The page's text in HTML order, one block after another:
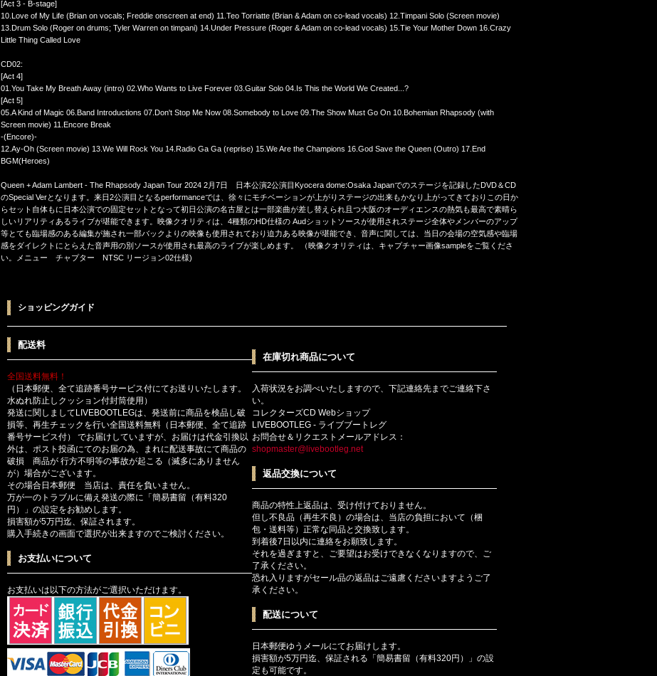
[Act 3 - B-stage]
10.Love of My Life (Brian on vocals; Freddie onscreen at end) 11.Teo Torriatte (Brian & Adam on co-lead vocals) 12.Timpani Solo (Screen movie)
13.Drum Solo (Roger on drums; Tyler Warren on timpani) 14.Under Pressure (Roger & Adam on co-lead vocals) 15.Tie Your Mother Down 16.Crazy
Little Thing Called Love
CD02:
[Act 4]
01.You Take My Breath Away (intro) 02.Who Wants to Live Forever 03.Guitar Solo 04.Is This the World We Created...?
[Act 5]
05.A Kind of Magic 06.Band Introductions 07.Don't Stop Me Now 08.Somebody to Love 09.The Show Must Go On 10.Bohemian Rhapsody (with
Screen movie) 11.Encore Break
-(Encore)-
12.Ay‐Oh (Screen movie) 13.We Will Rock You 14.Radio Ga Ga (reprise) 15.We Are the Champions 16.God Save the Queen (Outro) 17.End
BGM(Heroes)
Queen + Adam Lambert - The Rhapsody Japan Tour 2024 2月7日 日本公演2公演目Kyocera dome:Osaka Japanでのステージを記録したDVD＆CD
のSpecial Verとなります。来日2公演目となるperformanceでは、徐々にモチベーションが上がりステージの出来もかなり上がってきておりこの日か
らセット自体もに日本公演での固定セットとなって初日公演の名古屋とは一部楽曲が差し替えられ且つ大阪のオーディエンスの熱気も最高で素晴ら
しいリアリティあるライブが堪能できます。映像クオリティは、4種類のHD仕様の Audショットソースが使用されステージ全体やメンバーのアップ
等とても臨場感のある編集が施され一部バックよりの映像も使用されており迫力ある映像が堪能でき、音声に関しては、当日の会場の空気感や臨場
感をダイレクトにとらえた音声用の別ソースが使用され最高のライブが楽しめます。 （映像クオリティは、キャプチャー画像sampleをご覧くださ
い。メニュー チャプター NTSC リージョン02仕様)
ショッピングガイド
配送料
全国送料無料！
（日本郵便、全て追跡番号サービス付にてお送りいたします。
水ぬれ防止しクッション付封筒使用）
発送に関しましてLIVEBOOTLEGは、発送前に商品を検品し破
損等、再生チェックを行い全国送料無料（日本郵便、全て追跡
番号サービス付） でお届けしていますが、お届けは代金引換以
外は、ポスト投函にてのお届の為、まれに配送事故にて商品の
破損 商品が 行方不明等の事故が起こる（滅多にありません
が）場合がございます。
その場合日本郵便 当店は、責任を負いません。
万が一のトラブルに備え発送の際に「簡易書留（有料320
円）」の設定をお勧めします。
損害額が5万円迄、保証されます。
購入手続きの画面で選択が出来ますのでご検討ください。
お支払いについて
お支払いは以下の方法がご選択いただけます。
在庫切れ商品について
入荷状況をお調べいたしますので、下記連絡先までご連絡下さ
い。
コレクターズCD Webショップ
LIVEBOOTLEG - ライブブートレグ
お問合せ＆リクエストメールアドレス：
shopmaster@livebootleg.net
返品交換について
商品の特性上返品は、受け付けておりません。
但し不良品（再生不良）の場合は、当店の負担において（梱
包・送料等）正常な同品と交換致します。
到着後7日以内に連絡をお願致します。
それを過ぎますと、ご要望はお受けできなくなりますので、ご
了承ください。
恐れ入りますがセール品の返品はご遠慮くださいますようご了
承ください。
配送について
日本郵便ゆうメールにてお届けします。
損害額が5万円迄、保証される「簡易書留（有料320円）」の設
定も可能です。